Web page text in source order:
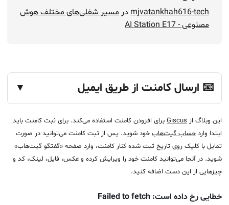
mjvatankhah616-tech در مسیر شغلی‌های مختلف هوش
مصنوعی - AI Station E17
📧 ارسال کامنت از طریق ایمیل ▼
این وبلاگ از Giscus برای افزودن کامنت استفاده می‌کند. برای ثبت کامنت باید
ابتدا وارد حساب گیت‌هاب خود شوید. پس از ثبت کامنت می‌توانید در صورت
تمایل با کلیک روی تاریخ ثبت شده کنار کامنت، وارد صفحه «گفتگو گیت‌هاب»
شوید. در آنجا می‌توانید کامنت خود را ویرایش کرده و عکس، فایل، لینک، کد و
چیزهایی از این دست اضافه کنید.